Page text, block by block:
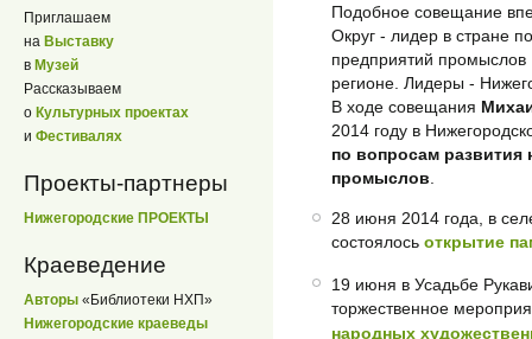
Приглашаем
на Выставку
в Музей
Рассказываем
о Культурных проектах
и Фестивалях
Проекты-партнеры
Нижегородские ПРОЕКТЫ
Краеведение
Авторы «Библиотеки НХП»
Нижегородские краеведы
Подобное совещание
Округ - лидер в стране
предприятий промыслов
регионе. Лидеры -
В ходе совещания
2014 году в
по вопросам
промыслов
28 июня 2014 года, в
состоялось открытие
19 июня в Усадьбе
торжественное
народных